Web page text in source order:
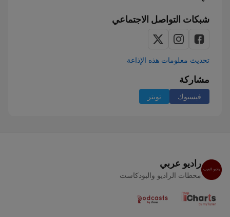
شبكات التواصل الاجتماعي
تحديث معلومات هذه الإذاعة
مشاركة
فيسبوك تويتر
راديو عربي
محطات الراديو والبودكاست